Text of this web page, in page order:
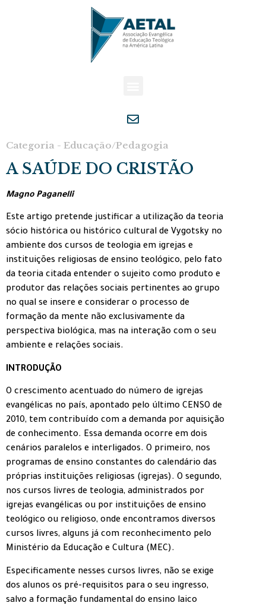
Categoria - Educação/Pedagogia
A SAÚDE DO CRISTÃO
Magno Paganelli
Este artigo pretende justificar a utilização da teoria
sócio histórica ou histórico cultural de Vygotsky no
ambiente dos cursos de teologia em igrejas e
instituições religiosas de ensino teológico, pelo fato
da teoria citada entender o sujeito como produto e
produtor das relações sociais pertinentes ao grupo
no qual se insere e considerar o processo de
formação da mente não exclusivamente da
perspectiva biológica, mas na interação com o seu
ambiente e relações sociais.
INTRODUÇÃO
O crescimento acentuado do número de igrejas
evangélicas no país, apontado pelo último CENSO de
2010, tem contribuído com a demanda por aquisição
de conhecimento. Essa demanda ocorre em dois
cenários paralelos e interligados. O primeiro, nos
programas de ensino constantes do calendário das
próprias instituições religiosas (igrejas). O segundo,
nos cursos livres de teologia, administrados por
igrejas evangélicas ou por instituições de ensino
teológico ou religioso, onde encontramos diversos
cursos livres, alguns já com reconhecimento pelo
Ministério da Educação e Cultura (MEC).
Especificamente nesses cursos livres, não se exige
dos alunos os pré-requisitos para o seu ingresso,
salvo a formação fundamental do ensino laico